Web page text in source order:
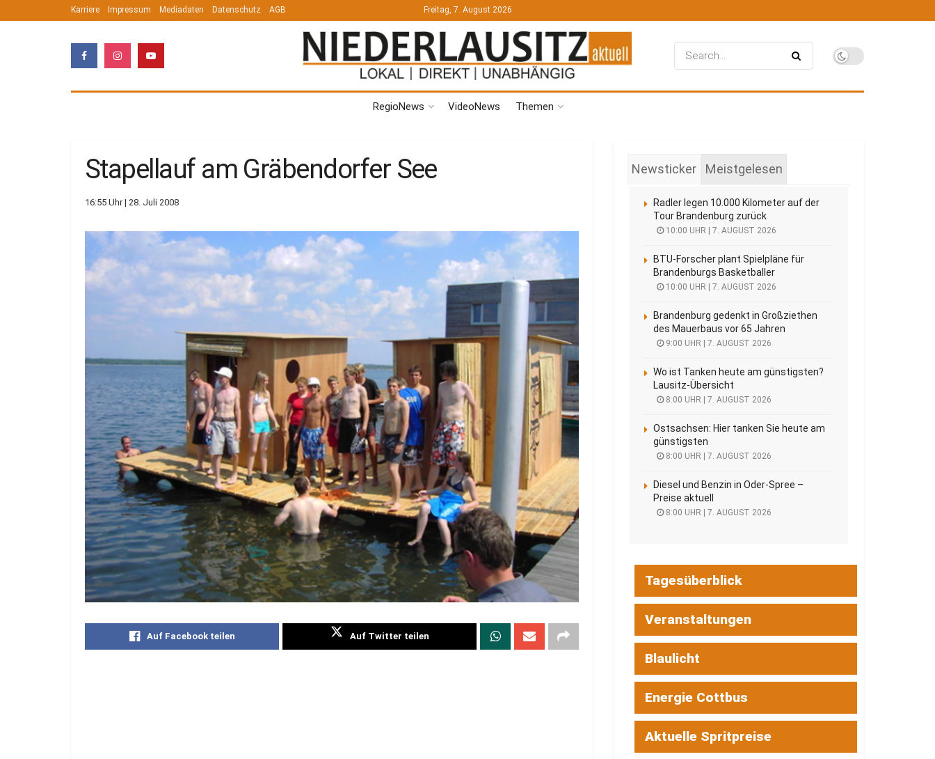
Karriere Impressum Mediadaten Datenschutz AGB Freitag, 7. August 2026
RegioNews VideoNews Themen
Stapellauf am Gräbendorfer See
16:55 Uhr | 28. Juli 2008
Auf Facebook teilen Auf Twitter teilen
Newsticker Meistgelesen
Radler legen 10.000 Kilometer auf der
Tour Brandenburg zurück
10:00 UHR | 7. AUGUST 2026
BTU-Forscher plant Spielpläne für
Brandenburgs Basketballer
10:00 UHR | 7. AUGUST 2026
Brandenburg gedenkt in Großziethen
des Mauerbaus vor 65 Jahren
9:00 UHR | 7. AUGUST 2026
Wo ist Tanken heute am günstigsten?
Lausitz-Übersicht
8:00 UHR | 7. AUGUST 2026
Ostsachsen: Hier tanken Sie heute am
günstigsten
8:00 UHR | 7. AUGUST 2026
Diesel und Benzin in Oder-Spree –
Preise aktuell
8:00 UHR | 7. AUGUST 2026
Tagesüberblick
Veranstaltungen
Blaulicht
Energie Cottbus
Aktuelle Spritpreise